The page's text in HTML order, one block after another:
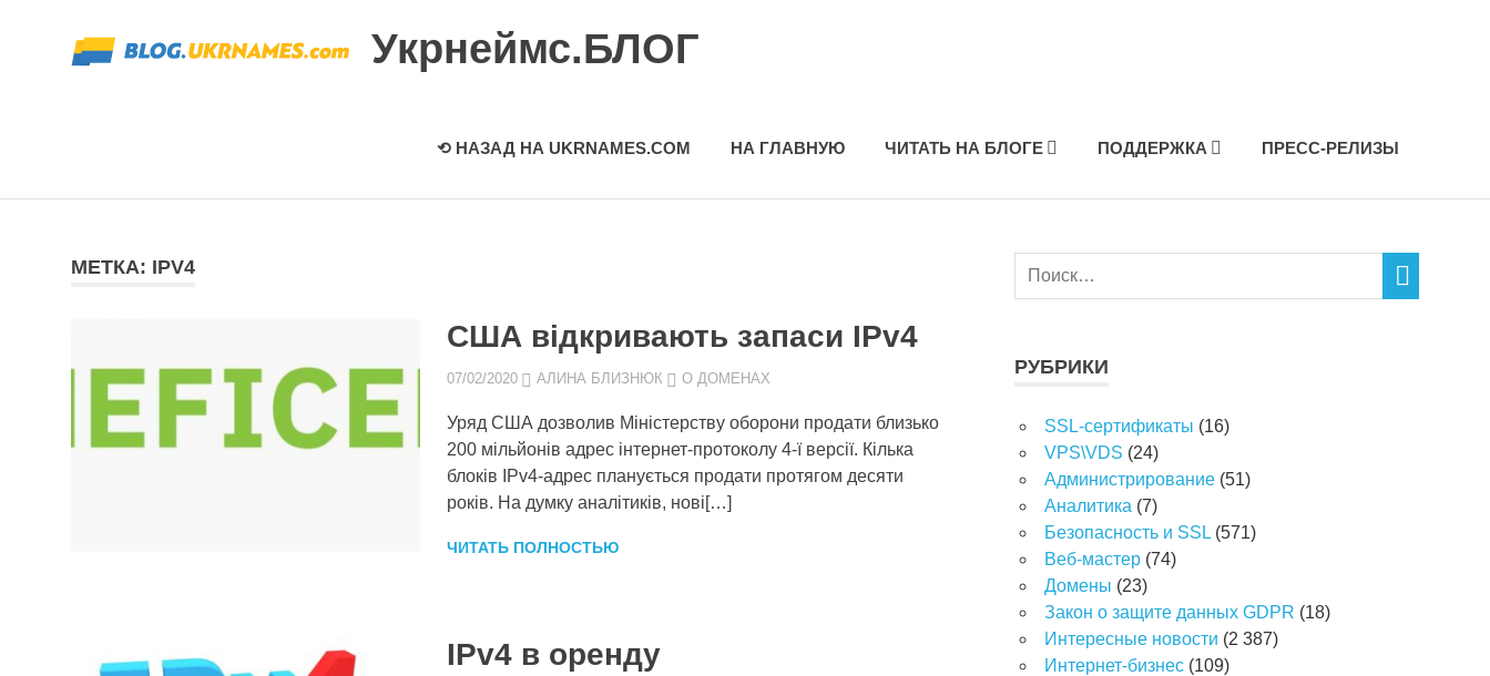
содержимому
Укрнеймс.БЛОГ
⟲ НАЗАД НА UKRNAMES.COM НА ГЛАВНУЮ ЧИТАТЬ НА БЛОГЕ ПОДДЕРЖКА ПРЕСС-РЕЛИЗЫ
МЕТКА: IPV4
США відкривають запаси IPv4
07/02/2020 АЛИНА БЛИЗНЮК О ДОМЕНАХ
Уряд США дозволив Міністерству оборони продати близько
200 мільйонів адрес інтернет-протоколу 4-ї версії. Кілька
блоків IPv4-адрес планується продати протягом десяти
років. На думку аналітиків, нові[…]
ЧИТАТЬ ПОЛНОСТЬЮ
IPv4 в оренду
РУБРИКИ
SSL-сертификаты (16)
VPS\VDS (24)
Администрирование (51)
Аналитика (7)
Безопасность и SSL (571)
Веб-мастер (74)
Домены (23)
Закон о защите данных GDPR (18)
Интересные новости (2 387)
Интернет-бизнес (109)